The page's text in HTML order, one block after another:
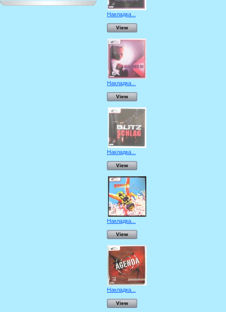
Накладка...
View
Накладка...
View
Накладка...
View
Накладка...
View
Накладка...
View